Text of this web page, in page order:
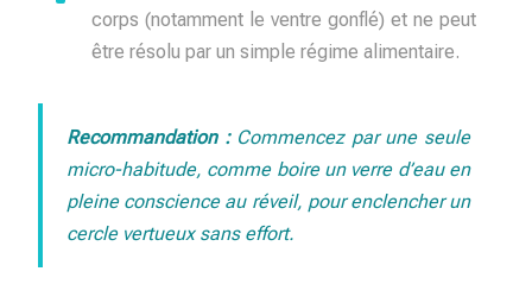
corps (notamment le ventre gonflé) et ne peut
être résolu par un simple régime alimentaire.
Recommandation :Commencez par une seule
micro-habitude, comme boire un verre d’eau en
pleine conscience au réveil, pour enclencher un
cercle vertueux sans effort.